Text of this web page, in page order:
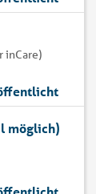
inCare)
möglich)